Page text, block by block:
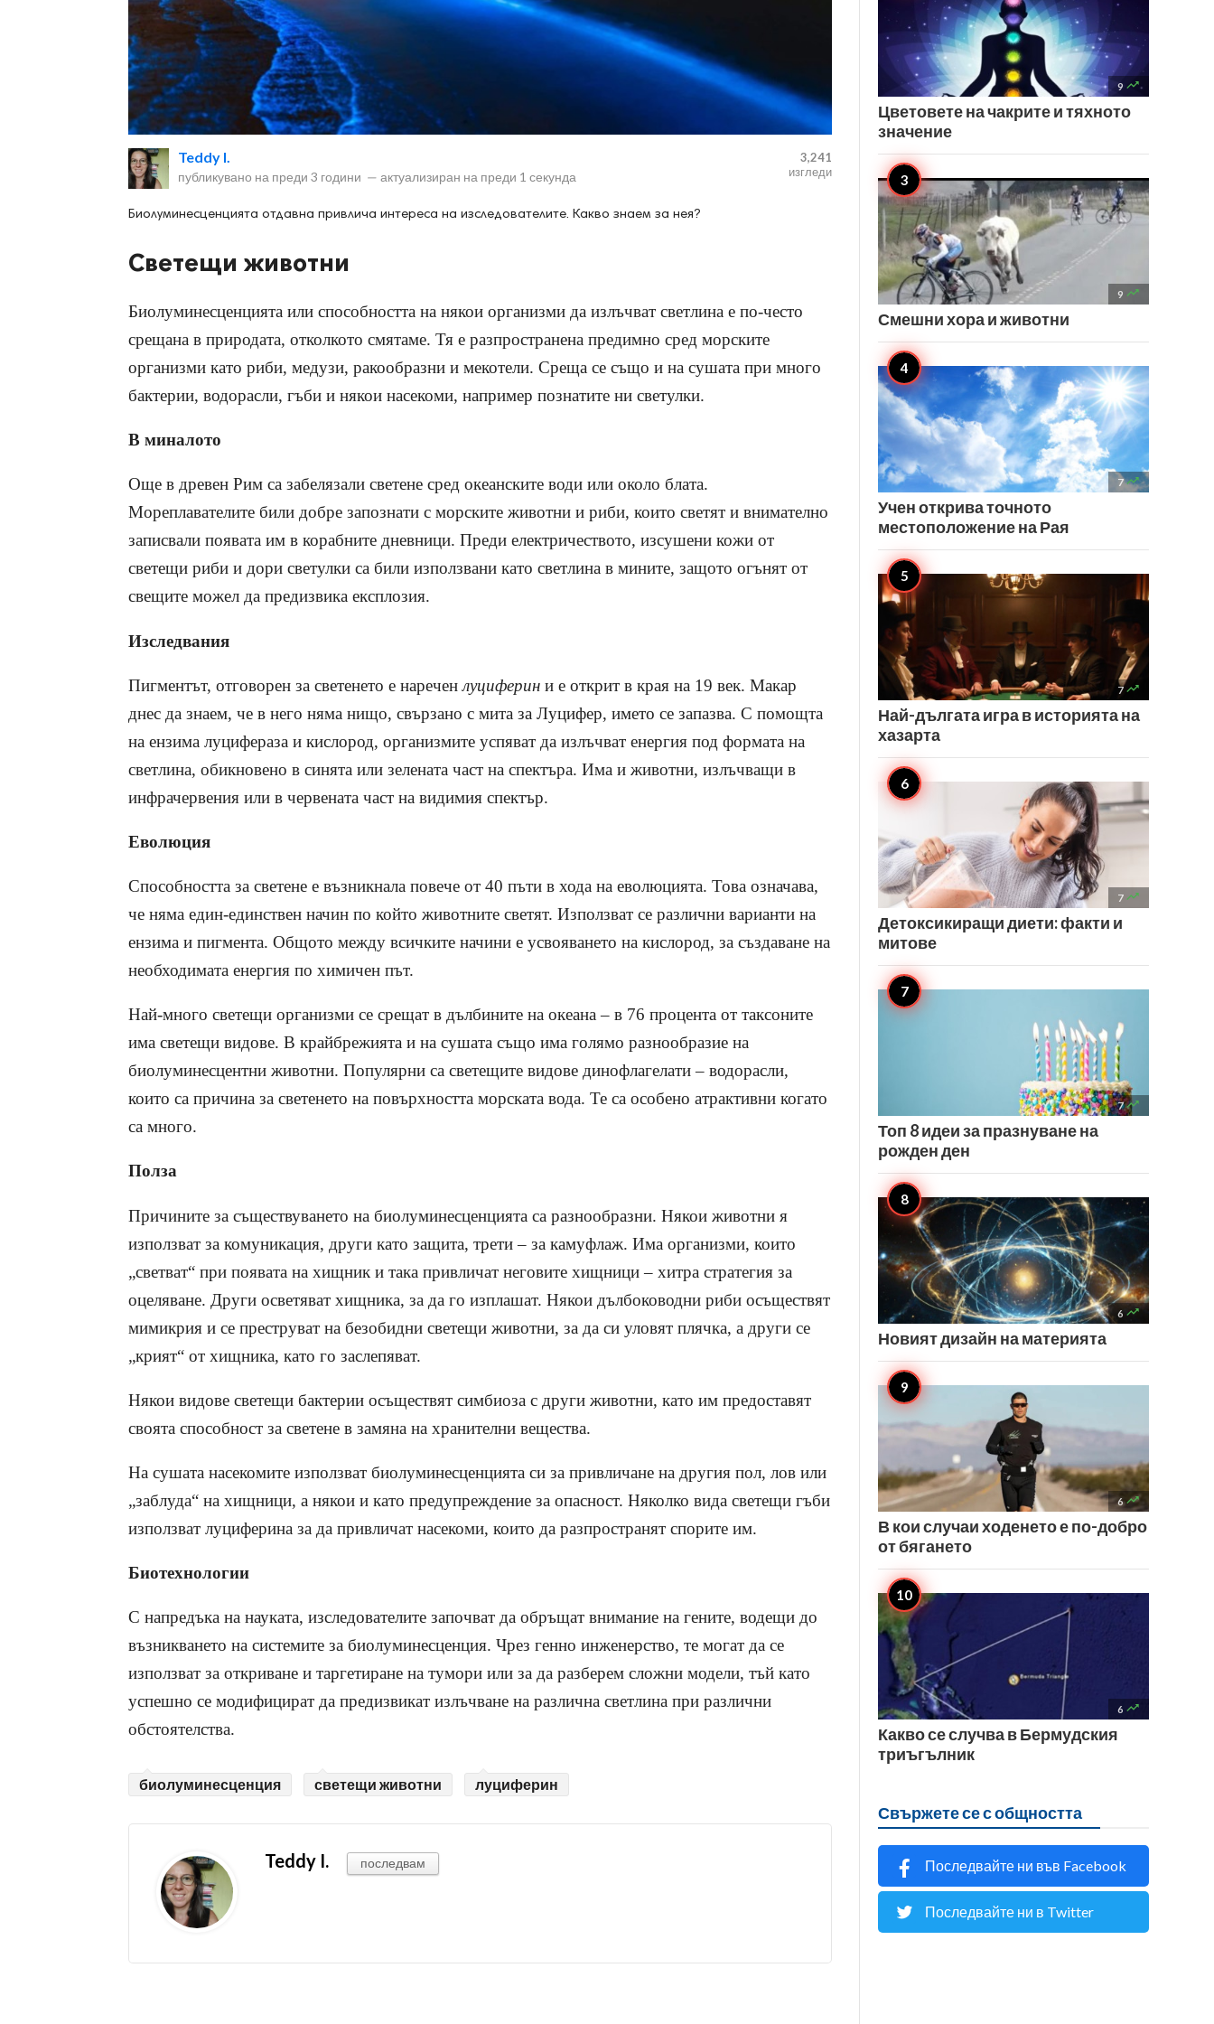
Teddy I.
публикувано на преди 3 години — актуализиран на преди 1 секунда
3,241
изгледи
Биолуминесценцията отдавна привлича интереса на изследователите. Какво знаем за нея?
Светещи животни
Биолуминесценцията или способността на някои организми да излъчват светлина е по-често
срещана в природата, отколкото смятаме. Тя е разпространена предимно сред морските
организми като риби, медузи, ракообразни и мекотели. Среща се също и на сушата при много
бактерии, водорасли, гъби и някои насекоми, например познатите ни светулки.
В миналото
Още в древен Рим са забелязали светене сред океанските води или около блата.
Мореплавателите били добре запознати с морските животни и риби, които светят и внимателно
записвали появата им в корабните дневници. Преди електричеството, изсушени кожи от
светещи риби и дори светулки са били използвани като светлина в мините, защото огънят от
свещите можел да предизвика експлозия.
Изследвания
Пигментът, отговорен за светенето е нареченлуциферин и е открит в края на 19 век. Макар
днес да знаем, че в него няма нищо, свързано с мита за Луцифер, името се запазва. С помощта
на ензима луцифераза и кислород, организмите успяват да излъчват енергия под формата на
светлина, обикновено в синята или зелената част на спектъра. Има и животни, излъчващи в
инфрачервения или в червената част на видимия спектър.
Еволюция
Способността за светене е възникнала повече от 40 пъти в хода на еволюцията. Това означава,
че няма един-единствен начин по който животните светят. Използват се различни варианти на
ензима и пигмента. Общото между всичките начини е усвояването на кислород, за създаване на
необходимата енергия по химичен път.
Най-много светещи организми се срещат в дълбините на океана – в 76 процента от таксоните
има светещи видове. В крайбрежията и на сушата също има голямо разнообразие на
биолуминесцентни животни. Популярни са светещите видoве динофлагелати – водорасли,
които са причина за светенето на повърхността морската вода. Те са особено атрактивни когато
са много.
Полза
Причините за съществуването на биолуминесценцията са разнообразни. Някои животни я
използват за комуникация, други като защита, трети– за камуфлаж. Има организми, които
„светват“ при появата на хищник и така привличат неговите хищници – хитра стратегия за
оцеляване. Други осветяват хищника, за да го изплашат. Някои дълбоководни риби осъществят
мимикрия и се преструват на безобидни светещи животни, за да си уловят плячка, а други се
„крият“ от хищника, като го заслепяват.
Някои видове светещи бактерии осъществят симбиоза с други животни, като им предоставят
своята способност за светене в замяна на хранителни вещества.
На сушата насекомите използват биолуминесценцията си за привличане на другия пол, лов или
„заблуда“ на хищници, а някои и като предупреждение за опасност. Няколко вида светещи гъби
използват луциферина за да привличат насекоми, които да разпространят спорите им.
Биотехнологии
С напредъка на науката, изследователите започват да обръщат внимание на гените, водещи до
възникването на системите за биолуминесценция. Чрез генно инженерство, те могат да се
използват за откриване и таргетиране на тумори или за да разберем сложни модели, тъй като
успешно се модифицират да предизвикат излъчване на различна светлина при различни
обстоятелства.
биолуминесценция светещи животни луциферин
Teddy I. последвам
9 
Цветовете на чакрите и тяхното
значение
9 
Смешни хора и животни
7 
Учен открива точното
местоположение на Рая
7 
Най-дългата игра в историята на
хазарта
7 
Детоксикиращи диети: факти и
митове
7 
Топ 8 идеи за празнуване на
рожден ден
6 
Новият дизайн на материята
6 
В кои случаи ходенето е по-добро
от бягането
6 
Какво се случва в Бермудския
триъгълник
Свържете се с общността
Последвайте ни във Facebook
Последвайте ни в Twitter